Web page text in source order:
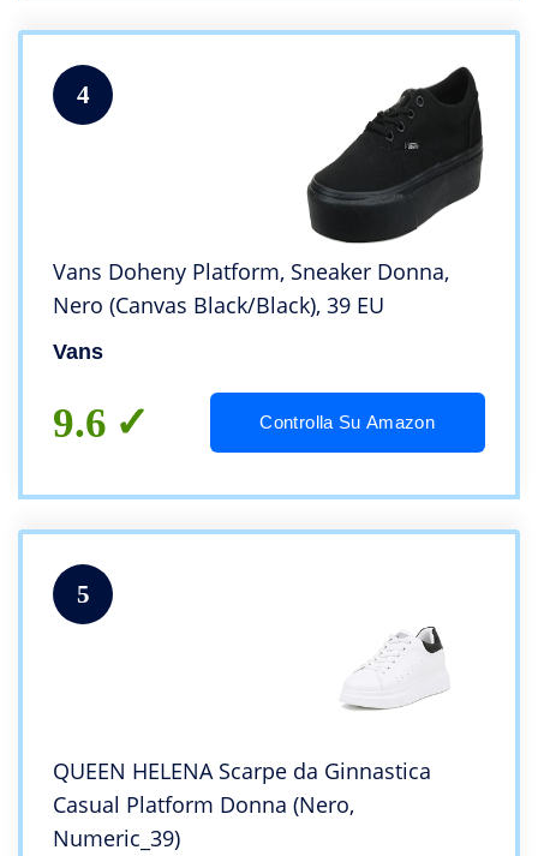
4
Vans Doheny Platform, Sneaker Donna,
Nero (Canvas Black/Black), 39 EU
Vans
9.6 Controlla Su Amazon
5
QUEEN HELENA Scarpe da Ginnastica
Casual Platform Donna (Nero,
Numeric_39)